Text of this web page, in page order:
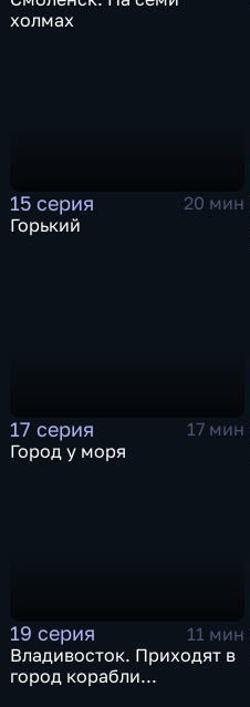
холмах
15 серия
20 мин
Горький
17 серия
17 мин
Город у моря
19 серия
11 мин
Владивосток. Приходят в
город корабли...